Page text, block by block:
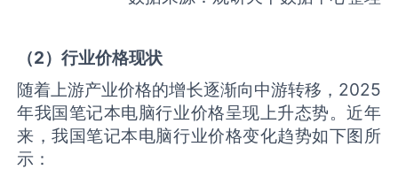
（2）行业价格现状
随着上游产业价格的增长逐渐向中游转移，2025
年我国笔记本电脑行业价格呈现上升态势。近年
来，我国笔记本电脑行业价格变化趋势如下图所
示：